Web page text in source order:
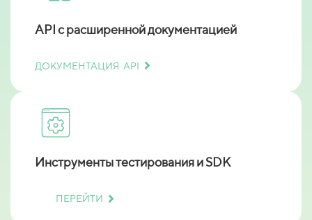
API c расширенной документацией
ДОКУМЕНТАЦИЯ API
Инструменты тестирования и SDK
ПЕРЕЙТИ